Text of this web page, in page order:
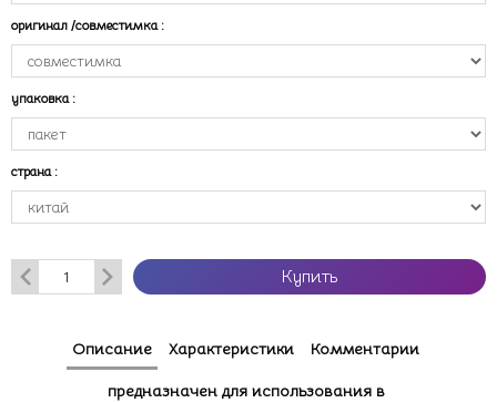
оригинал /совместимка :
упаковка :
страна :
Купить
Описание Характеристики Комментарии
предназначен для использования в